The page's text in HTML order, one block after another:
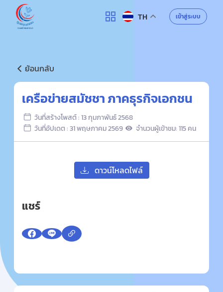
ศูนย์คุณธรรม TH เข้าสู่ระบบ
ย้อนกลับ
เครือข่ายสมัชชา ภาคธุรกิจเอกชน
วันที่สร้างโพสต์ : 13 กุมภาพันธ์ 2568
วันที่อัปเดต : 31 พฤษภาคม 2569
จำนวนผู้เข้าชม: 115 คน
ดาวน์โหลดไฟล์
แชร์